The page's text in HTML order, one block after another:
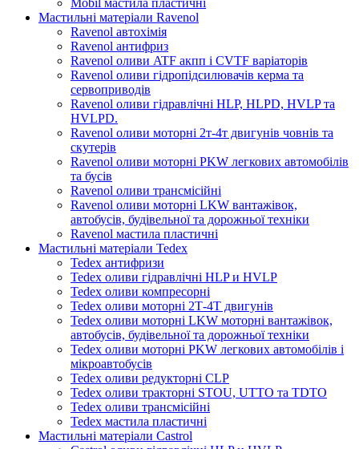
Мастильні матеріали Ravenol
Ravenol автохімія
Ravenol антифриз
Ravenol оливи ATF акпп і CVTF варіаторів
Ravenol оливи гідропідсилювачів керма та
сервоприводів
Ravenol оливи гідравлічні HLP, HLPD, HVLP та
HVLPD.
Ravenol оливи моторні 2т-4т двигунів човнів та
скутерів
Ravenol оливи моторні PKW легкових автомобілів
та бусів
Ravenol оливи трансмісійні
Ravenol оливи моторні LKW вантажівок,
автобусів, будівельної та дорожньої техніки
Ravenol мастила пластичні
Мастильні матеріали Tedex
Tedex антифризи
Tedex оливи гідравлічні HLP и HVLP
Tedex оливи компресорні
Tedex оливи моторні 2Т-4Т двигунів
Tedex оливи моторні LKW моторні вантажівок,
автобусів, будівельної та дорожньої техніки
Tedex оливи моторні PKW легкових автомобілів і
мікроавтобусів
Tedex оливи редукторні CLP
Tedex оливи тракторні STOU, UTTO та TDTO
Tedex оливи трансмісійні
Tedex мастила пластичні
Мастильні матеріали Castrol